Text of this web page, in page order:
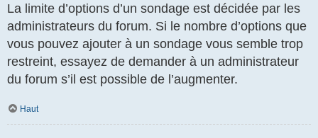
La limite d’options d’un sondage est décidée par les
administrateurs du forum. Si le nombre d’options que
vous pouvez ajouter à un sondage vous semble trop
restreint, essayez de demander à un administrateur
du forum s’il est possible de l’augmenter.
Haut